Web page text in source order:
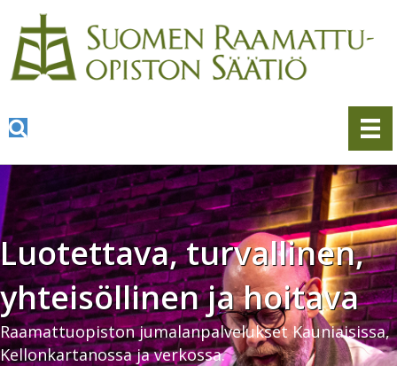
Luotettava, turvallinen,
yhteisöllinen ja hoitava
Raamattuopiston jumalanpalvelukset Kauniaisissa,
Kellonkartanossa ja verkossa.